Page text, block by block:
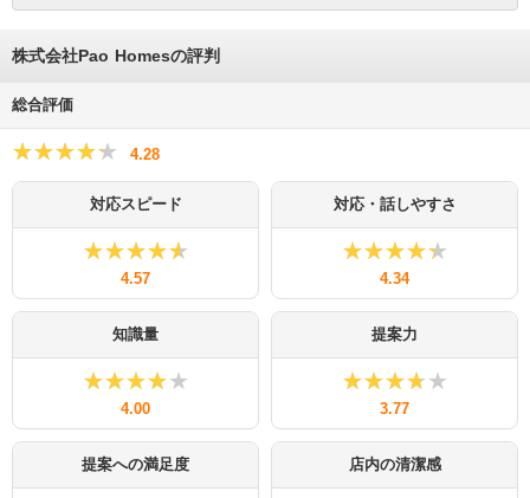
株式会社Pao Homesの評判
総合評価
★★★★★
★★★★★ 4.28
対応スピード
★★★★★
★★★★★
4.57
対応・話しやすさ
★★★★★
★★★★★
4.34
知識量
★★★★★
★★★★★
4.00
提案力
★★★★★
★★★★★
3.77
提案への満足度 店内の清潔感